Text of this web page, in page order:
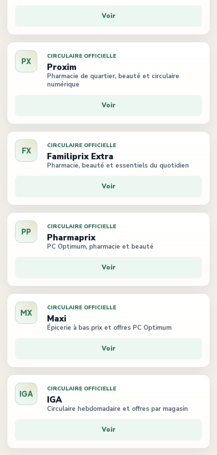
Voir
PX CIRCULAIRE OFFICIELLE
Proxim
Pharmacie de quartier, beauté et circulaire
numérique
Voir
FX CIRCULAIRE OFFICIELLE
Familiprix Extra
Pharmacie, beauté et essentiels du quotidien
Voir
PP CIRCULAIRE OFFICIELLE
Pharmaprix
PC Optimum, pharmacie et beauté
Voir
MX CIRCULAIRE OFFICIELLE
Maxi
Épicerie à bas prix et offres PC Optimum
Voir
IGA CIRCULAIRE OFFICIELLE
IGA
Circulaire hebdomadaire et offres par magasin
Voir